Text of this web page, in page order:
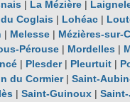
| La Mézière |
Coglais | Lohéac|
| Melesse | Mézières-sur-
Pérouse | Mordelles |
| Plesder| Pleurtuit |
du Cormier| Saint-
|Saint-Guinoux |